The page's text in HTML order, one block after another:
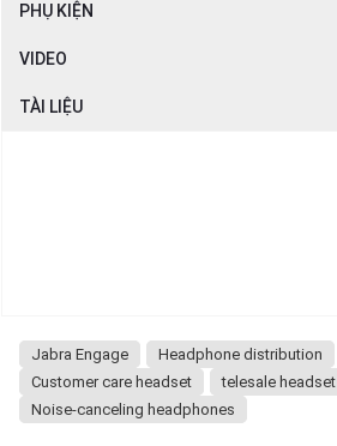
PHỤ KIỆN
VIDEO
TÀI LIỆU
Jabra Engage Headphone distribution
Customer care headset
telesale headset
Noise-canceling headphones